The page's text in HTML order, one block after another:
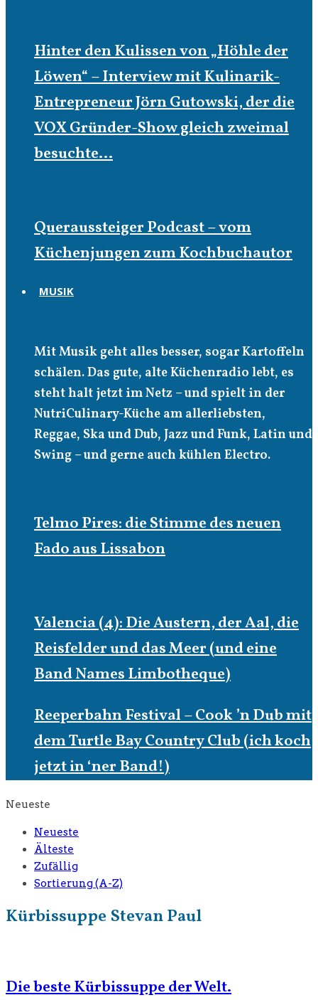
Hinter den Kulissen von „Höhle der
Löwen“ – Interview mit Kulinarik-
Entrepreneur Jörn Gutowski, der die
VOX Gründer-Show gleich zweimal
besuchte…
Queraussteiger Podcast – vom
Küchenjungen zum Kochbuchautor
MUSIK
Mit Musik geht alles besser, sogar Kartoffeln
schälen. Das gute, alte Küchenradio lebt, es
steht halt jetzt im Netz – und spielt in der
NutriCulinary-Küche am allerliebsten,
Reggae, Ska und Dub, Jazz und Funk, Latin und
Swing – und gerne auch kühlen Electro.
Telmo Pires: die Stimme des neuen
Fado aus Lissabon
Valencia (4): Die Austern, der Aal, die
Reisfelder und das Meer (und eine
Band Names Limbotheque)
Reeperbahn Festival – Cook ’n Dub mit
dem Turtle Bay Country Club (ich koch
jetzt in ‘ner Band!)
Neueste
Neueste
Älteste
Zufällig
Sortierung (A-Z)
Kürbissuppe Stevan Paul
Die beste Kürbissuppe der Welt.